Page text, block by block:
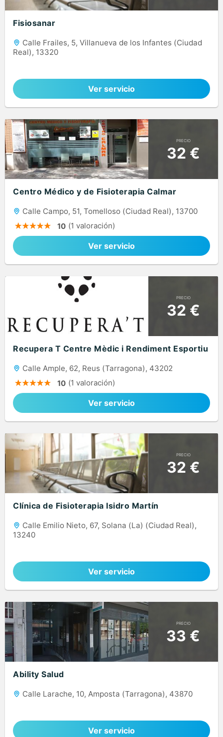
Fisiosanar
Calle Frailes, 5, Villanueva de los Infantes (Ciudad
Real), 13320
Ver servicio
PRECIO
32 €
Centro Médico y de Fisioterapia Calmar
Calle Campo, 51, Tomelloso (Ciudad Real), 13700
10 (1 valoración)
Ver servicio
PRECIO
32 €
Recupera T Centre Mèdic i Rendiment Esportiu
Calle Ample, 62, Reus (Tarragona), 43202
10 (1 valoración)
Ver servicio
PRECIO
32 €
Clínica de Fisioterapia Isidro Martín
Calle Emilio Nieto, 67, Solana (La) (Ciudad Real),
13240
Ver servicio
PRECIO
33 €
Ability Salud
Calle Larache, 10, Amposta (Tarragona), 43870
Ver servicio